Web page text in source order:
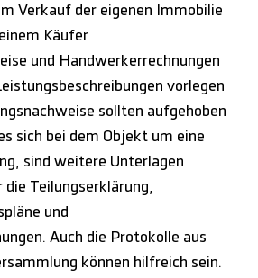
Verkauf der eigenen Immobilie
Käufer
und Handwerkerrechnungen
vorlegen
sollten aufgehoben
sich bei dem Objekt um eine
sind weitere Unterlagen
Teilungserklärung,
und
Auch die Protokolle aus
können hilfreich sein.